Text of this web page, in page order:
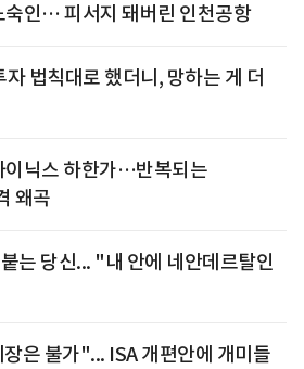
숙인… 피서지 돼버린 인천공항
법칙대로 했더니, 망하는 게 더
이닉스 하한가…반복되는
왜곡
는 당신... "내 안에 네안데르탈인
은 불가"... ISA 개편안에 개미들